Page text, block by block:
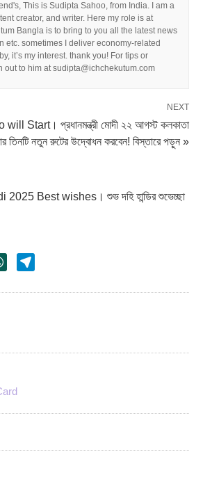
This is Sudipta Sahoo, from India. I am a
creator, and writer. Here my role is at
Bangla is to bring to you all the latest news
etc. sometimes I deliver economy-related
it’s my interest. thank you! For tips or
out to him at sudipta@ichchekutum.com
NEXT
Start। প্রধানমন্ত্রী মোদী ২২ আগস্ট কলকাতা
তিনটি নতুন রুটের উদ্বোধন করবেন! বিস্তারে পড়ুন »
Best wishes। শুভ দহি হান্ডির শুভেচ্ছা